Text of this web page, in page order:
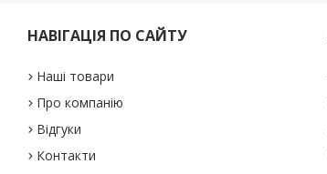
НАВІГАЦІЯ ПО САЙТУ
Наші товари
Про компанію
Відгуки
Контакти